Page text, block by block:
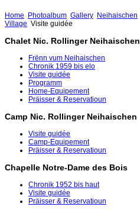
Home Photoalbum Gallery Neihaischen
Village Visite guidée
Chalet Nic. Rollinger Neihaischen
Frënn vum Neihaischen
Chronik 1959 bis elo
Visite guidée
Programm
Home-Equipement
Präisser & Reservatioun
Camp Nic. Rollinger Neihaischen
Visite guidée
Camp-Equipement
Präisser & Reservatioun
Chapelle Notre-Dame des Bois
Chronik 1952 bis haut
Visite guidée
Präisser & Reservatioun